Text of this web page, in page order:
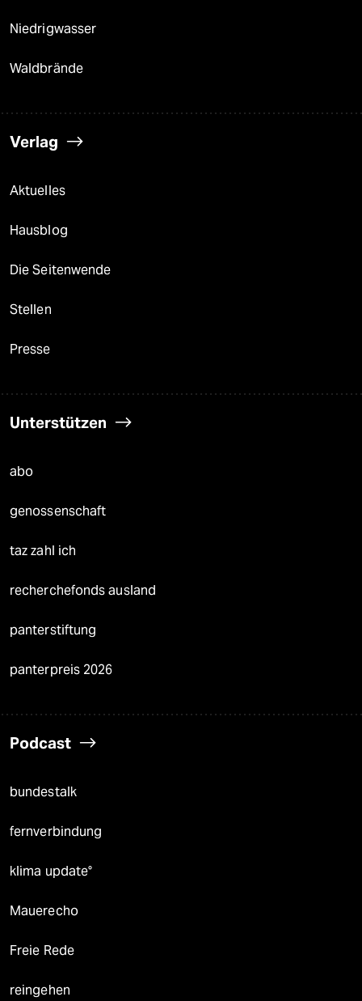
Niedrigwasser
Waldbrände
Verlag
Aktuelles
Hausblog
Die Seitenwende
Stellen
Presse
Unterstützen
abo
genossenschaft
taz zahl ich
recherchefonds ausland
panterstiftung
panterpreis 2026
Podcast
bundestalk
fernverbindung
klima update°
Mauerecho
Freie Rede
reingehen